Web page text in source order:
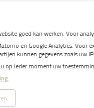
bereikbaarheid
goed kan werken. Voor
en Google Analytics. Voor
kunnen gegevens zoals uw
op ieder moment uw